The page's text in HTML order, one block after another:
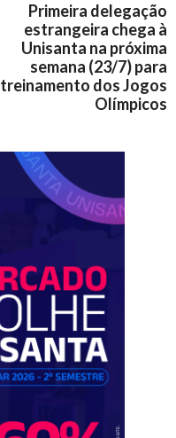
Primeira delegação
estrangeira chega à
Unisanta na próxima
semana (23/7) para
treinamento dos Jogos
Olímpicos